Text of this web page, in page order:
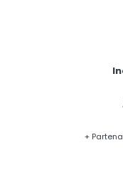
+